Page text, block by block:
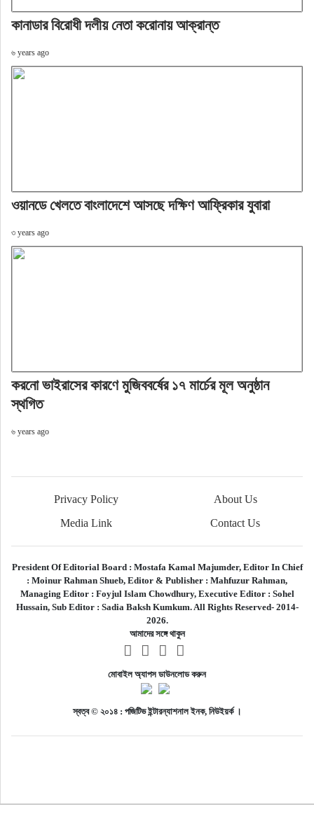
কানাডার বিরোধী দলীয় নেতা করোনায় আক্রান্ত
৬ years ago
ওয়ানডে খেলতে বাংলাদেশে আসছে দক্ষিণ আফ্রিকার যুবারা
৩ years ago
করনো ভাইরাসের কারণে মুজিববর্ষের ১৭ মার্চের মূল অনুষ্ঠান
স্থগিত
৬ years ago
Privacy Policy
About Us
Media Link
Contact Us
President Of Editorial Board : Mostafa Kamal Majumder, Editor In Chief
: Moinur Rahman Shueb, Editor & Publisher : Mahfuzur Rahman,
Managing Editor : Foyjul Islam Chowdhury, Executive Editor : Sohel
Hussain, Sub Editor : Sadia Baksh Kumkum. All Rights Reserved- 2014-
2026.
আমাদের সঙ্গে থাকুন
মোবাইল অ্যাপস ডাউনলোড করুন
স্বত্ব © ২০১৪ : পজিটিভ ইন্টারন্যাশনাল ইনক, নিউইয়র্ক ।